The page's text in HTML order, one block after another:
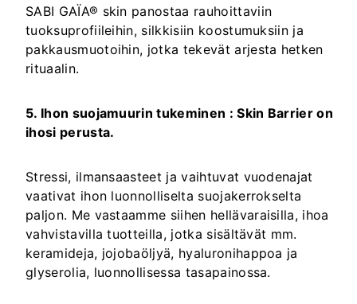
SABI GAÏA® skin panostaa rauhoittaviin
tuoksuprofiileihin, silkkisiin koostumuksiin ja
pakkausmuotoihin, jotka tekevät arjesta hetken
rituaalin.
5. Ihon suojamuurin tukeminen : Skin Barrier on
ihosi perusta.
Stressi, ilmansaasteet ja vaihtuvat vuodenajat
vaativat ihon luonnolliselta suojakerrokselta
paljon. Me vastaamme siihen hellävaraisilla, ihoa
vahvistavilla tuotteilla, jotka sisältävät mm.
keramideja, jojobaöljyä, hyaluronihappoa ja
glyserolia, luonnollisessa tasapainossa.